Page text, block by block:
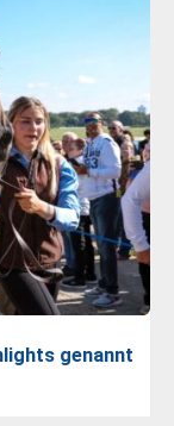
genannt